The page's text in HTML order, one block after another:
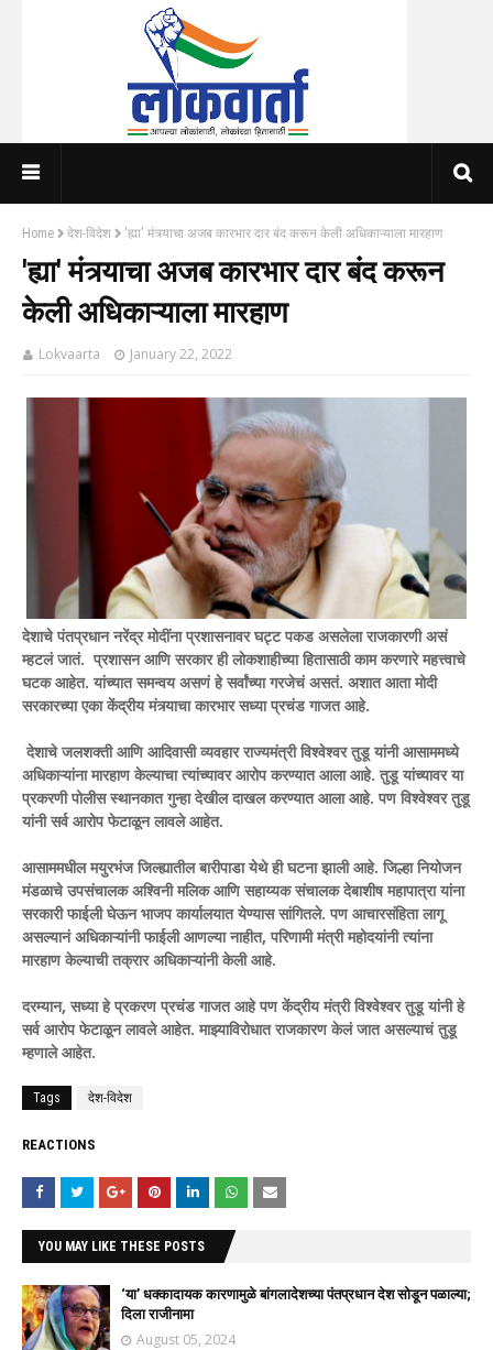
Home देश-विदेश 'ह्या' मंत्र्याचा अजब कारभार दार बंद करून केली अधिकाऱ्याला मारहाण
'ह्या' मंत्र्याचा अजब कारभार दार बंद करून
केली अधिकाऱ्याला मारहाण
Lokvaarta January 22, 2022
देशाचे पंतप्रधान नरेंद्र मोदींना प्रशासनावर घट्ट पकड असलेला राजकारणी असं
म्हटलं जातं. प्रशासन आणि सरकार ही लोकशाहीच्या हितासाठी काम करणारे महत्त्वाचे
घटक आहेत. यांच्यात समन्वय असणं हे सर्वांच्या गरजेचं असतं. अशात आता मोदी
सरकारच्या एका केंद्रीय मंत्र्याचा कारभार सध्या प्रचंड गाजत आहे.
देशाचे जलशक्ती आणि आदिवासी व्यवहार राज्यमंत्री विश्वेश्वर तुडू यांनी आसाममध्ये
अधिकाऱ्यांना मारहाण केल्याचा त्यांच्यावर आरोप करण्यात आला आहे. तुडू यांच्यावर या
प्रकरणी पोलीस स्थानकात गुन्हा देखील दाखल करण्यात आला आहे. पण विश्वेश्वर तुडू
यांनी सर्व आरोप फेटाळून लावले आहेत.
आसाममधील मयुरभंज जिल्ह्यातील बारीपाडा येथे ही घटना झाली आहे. जिल्हा नियोजन
मंडळाचे उपसंचालक अश्विनी मलिक आणि सहाय्यक संचालक देबाशीष महापात्रा यांना
सरकारी फाईली घेऊन भाजप कार्यालयात येण्यास सांगितले. पण आचारसंहिता लागू
असल्यानं अधिकाऱ्यांनी फाईली आणल्या नाहीत, परिणामी मंत्री महोदयांनी त्यांना
मारहाण केल्याची तक्रार अधिकाऱ्यांनी केली आहे.
दरम्यान, सध्या हे प्रकरण प्रचंड गाजत आहे पण केंद्रीय मंत्री विश्वेश्वर तुडू यांनी हे
सर्व आरोप फेटाळून लावले आहेत. माझ्याविरोधात राजकारण केलं जात असल्याचं तुडू
म्हणाले आहेत.
Tags देश-विदेश
REACTIONS
YOU MAY LIKE THESE POSTS
‘या’ धक्कादायक कारणामुळे बांगलादेशच्या पंतप्रधान देश सोडून पळाल्या;
दिला राजीनामा
August 05, 2024